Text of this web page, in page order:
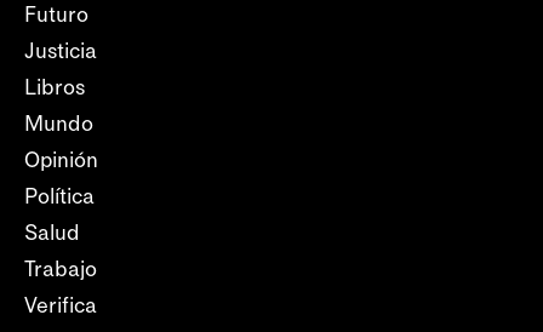
Futuro
Justicia
Libros
Mundo
Opinión
Política
Salud
Trabajo
Verifica